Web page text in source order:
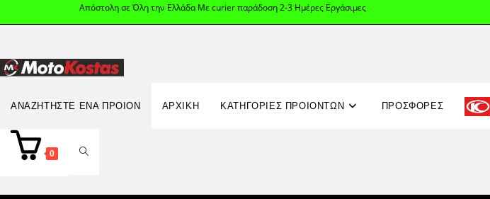
Απόστολη σε Όλη την Ελλάδα Με curier παράδοση 2-3 Ημέρες Εργάσιμες
ΑΝΑΖΗΤΉΣΤΕ ΈΝΑ ΠΡΟΊΟΝ
Search
for: ΑΡΧΙΚΉ ΚΑΤΗΓΟΡΙΕΣ ΠΡΟΙΟΝΤΩΝ ΠΡΟΣΦΟΡΈΣ
0 TOGGLE